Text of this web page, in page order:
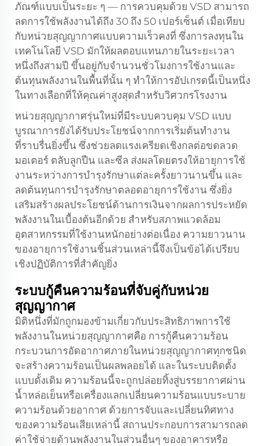
ภัณฑ์แบบเป็นระยะ ๆ — การควบคุมด้วย VSD สามารถ
ลดการใช้พลังงานได้ถึง 30 ถึง 50 เปอร์เซ็นต์ เมื่อเทียบ
กับหน่วยสุญญากาศแบบความเร็วคงที่ ซึ่งการลงทุนใน
เทคโนโลยี VSD มักให้ผลตอบแทนภายในระยะเวลา
หนึ่งถึงสามปี ขึ้นอยู่กับจำนวนชั่วโมงการใช้งานและ
ต้นทุนพลังงานในพื้นที่นั้น ๆ ทำให้การอัปเกรดนี้เป็นหนึ่ง
ในทางเลือกที่ให้คุณค่าสูงสุดสำหรับวิศวกรโรงงาน
หน่วยสุญญากาศรุ่นใหม่ที่มีระบบควบคุม VSD แบบ
บูรณาการยังได้รับประโยชน์จากการเริ่มต้นทำงาน
ที่ราบรื่นยิ่งขึ้น ซึ่งช่วยลดแรงเครียดเชิงกลต่อขดลวด
มอเตอร์ ตลับลูกปืน และซีล ส่งผลโดยตรงให้อายุการใช้
งานระหว่างการบำรุงรักษาแต่ละครั้งยาวนานขึ้น และ
ลดต้นทุนการบำรุงรักษาตลอดอายุการใช้งาน ซึ่งยิ่ง
เสริมสร้างผลประโยชน์ด้านการเงินจากผลการประหยัด
พลังงานในเบื้องต้นอีกด้วย สำหรับสภาพแวดล้อม
อุตสาหกรรมที่ใช้งานหนักอย่างต่อเนื่อง ความยาวนาน
ของอายุการใช้งานชิ้นส่วนเหล่านี้จึงเป็นข้อได้เปรียบ
เชิงปฏิบัติการที่สำคัญยิ่ง
ระบบกู้คืนความร้อนที่จับคู่กับหน่วย
สุญญากาศ
มิติหนึ่งที่มักถูกมองข้ามเกี่ยวกับประสิทธิภาพการใช้
พลังงานในหน่วยสุญญากาศคือ การกู้คืนความร้อน
กระบวนการอัดอากาศภายในหน่วยสุญญากาศทุกชนิด
จะสร้างความร้อนเป็นผลพลอยได้ และในระบบติดตั้ง
แบบดั้งเดิม ความร้อนนี้จะถูกปล่อยทิ้งสู่บรรยากาศผ่าน
น้ำหล่อเย็นหรือเครื่องแลกเปลี่ยนความร้อนแบบระบาย
ความร้อนด้วยอากาศ ด้วยการจับและเปลี่ยนทิศทาง
ของความร้อนเสียเหล่านี้ สถานประกอบการสามารถลด
ค่าใช้จ่ายด้านพลังงานในส่วนอื่นๆ ของอาคารหรือ